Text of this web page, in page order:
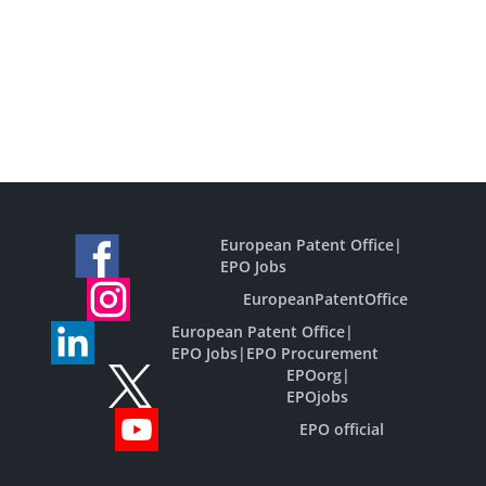
European Patent Office|
EPO Jobs
EuropeanPatentOffice
European Patent Office|
EPO Jobs| EPO Procurement
EPOorg|
EPOjobs
EPO official